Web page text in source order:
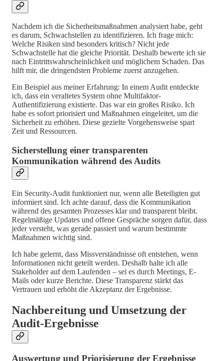
Nachdem ich die Sicherheitsmaßnahmen analysiert habe, geht
es darum, Schwachstellen zu identifizieren. Ich frage mich:
Welche Risiken sind besonders kritisch? Nicht jede
Schwachstelle hat die gleiche Priorität. Deshalb bewerte ich sie
nach Eintrittswahrscheinlichkeit und möglichem Schaden. Das
hilft mir, die dringendsten Probleme zuerst anzugehen.
Ein Beispiel aus meiner Erfahrung: In einem Audit entdeckte
ich, dass ein veraltetes System ohne Multifaktor-
Authentifizierung existierte. Das war ein großes Risiko. Ich
habe es sofort priorisiert und Maßnahmen eingeleitet, um die
Sicherheit zu erhöhen. Diese gezielte Vorgehensweise spart
Zeit und Ressourcen.
Sicherstellung einer transparenten
Kommunikation während des Audits
Ein Security-Audit funktioniert nur, wenn alle Beteiligten gut
informiert sind. Ich achte darauf, dass die Kommunikation
während des gesamten Prozesses klar und transparent bleibt.
Regelmäßige Updates und offene Gespräche sorgen dafür, dass
jeder versteht, was gerade passiert und warum bestimmte
Maßnahmen wichtig sind.
Ich habe gelernt, dass Missverständnisse oft entstehen, wenn
Informationen nicht geteilt werden. Deshalb halte ich alle
Stakeholder auf dem Laufenden – sei es durch Meetings, E-
Mails oder kurze Berichte. Diese Transparenz stärkt das
Vertrauen und erhöht die Akzeptanz der Ergebnisse.
Nachbereitung und Umsetzung der
Audit-Ergebnisse
Auswertung und Priorisierung der Ergebnisse